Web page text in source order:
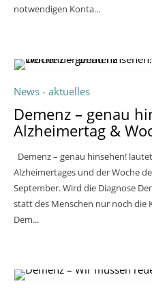
notwendigen Konta...
News - aktuelles
Demenz – genau
Alzheimertag &
Demenz – genau hinsehen!
Alzheimertages und der Woche
September. Wird die Diagnose
statt des Menschen nur noch die
Dem...